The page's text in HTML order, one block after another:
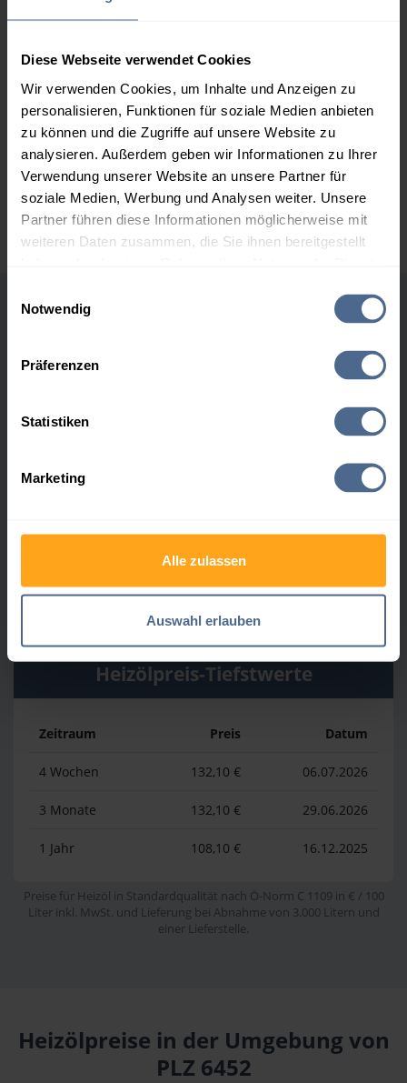
Diese Webseite verwendet Cookies
Wir verwenden Cookies, um Inhalte und Anzeigen zu
personalisieren, Funktionen für soziale Medien anbieten
zu können und die Zugriffe auf unsere Website zu
analysieren. Außerdem geben wir Informationen zu Ihrer
Verwendung unserer Website an unsere Partner für
soziale Medien, Werbung und Analysen weiter. Unsere
Partner führen diese Informationen möglicherweise mit
weiteren Daten zusammen, die Sie ihnen bereitgestellt
Notwendig
Präferenzen
Statistiken
Marketing
Alle zulassen
Auswahl erlauben
3.000 Liter
154,90 €
154,90 €
0,00 €
153,18 €
Preise für Heizöl in Standardqualität nach Ö-Norm C 1109 in € / 100
Liter inkl. MwSt. und Lieferung bei einer Lieferstelle.
Höchst- und Tiefststände der
Heizölpreise in Hochsölden
Heizölpreis-Höchstwerte
Zeitraum Datum
164,50 €
1 Jahr 177,70 € 02.04.2026
Heizölpreis-Tiefstwerte
Zeitraum Preis Datum
4 Wochen 132,10 € 06.07.2026
3 Monate 132,10 € 29.06.2026
1 Jahr 108,10 € 16.12.2025
Preise für Heizöl in Standardqualität nach Ö-Norm C 1109 in € / 100
Liter inkl. MwSt. und Lieferung bei Abnahme von 3.000 Litern und
einer Lieferstelle.
Heizölpreise in der Umgebung von
PLZ 6452